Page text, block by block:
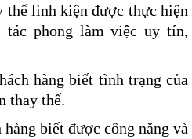
thế linh kiện được thực hiện
tác phong làm việc uy tín,
hàng biết tình trạng của
thay thế.
biết được công năng và